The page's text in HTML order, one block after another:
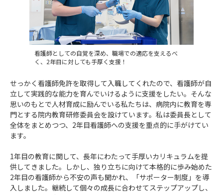
せっかく看護師免許を取得して入職してくれたので、看護師が自
立して実践的な能力を育んでいけるように支援をしたい。そんな
思いのもとで人材育成に励んでいる私たちは、病院内に教育を専
門とする院内教育研修委員会を設けています。私は委員長として
全体をまとめつつ、2年目看護師への支援を重点的に手がけてい
ます。
1年目の教育に関して、長年にわたって手厚いカリキュラムを提
供してきました。しかし、独り立ちに向けて本格的に歩み始めた
2年目の看護師から不安の声も聞かれ、「サポーター制度」を導
入しました。継続して個々の成長に合わせてステップアップし、
看護師としての自覚を深め、職場での適応を支えるべ
く、2年目に対しても手厚く支援！